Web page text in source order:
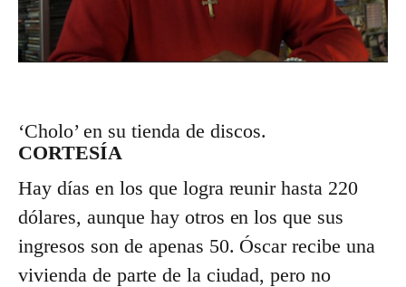
‘Cholo’ en su tienda de discos.
CORTESÍA
Hay días en los que logra reunir hasta 220
dólares, aunque hay otros en los que sus
ingresos son de apenas 50. Óscar recibe una
vivienda de parte de la ciudad, pero no